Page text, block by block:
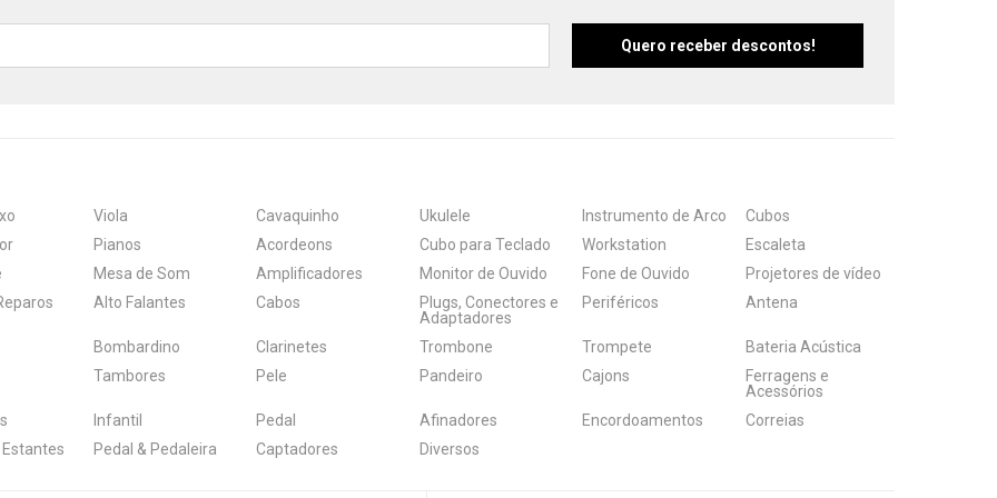
Viola Cavaquinho Ukulele Instrumento de Arco
Cubos
Pianos Acordeons Cubo para Teclado Workstation
Escaleta
Mesa de Som Amplificadores Monitor de Ouvido Fone de Ouvido
Projetores de vídeo
Alto Falantes Cabos
Plugs, Conectores e
Adaptadores
Periféricos Antena
Bombardino Clarinetes Trombone Trompete
Bateria Acústica
Tambores
Pele Pandeiro Cajons
Ferragens e
Acessórios
Infantil Pedal Afinadores Encordoamentos
Correias
Pedal & Pedaleira Captadores Diversos